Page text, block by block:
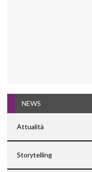
NEWS
Attualità
Storytelling